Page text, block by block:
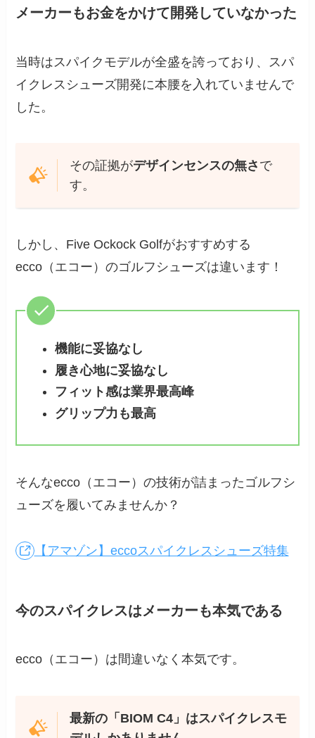
メーカーもお金をかけて開発していなかった
当時はスパイクモデルが全盛を誇っており、スパ
イクレスシューズ開発に本腰を入れていませんで
した。
その証拠がデザインセンスの無さ で
す。
しかし、Five Ockock Golfがおすすめする
ecco（エコー）のゴルフシューズは違います！
機能に妥協なし
履き心地に妥協なし
フィット感は業界最高峰
グリップ力も最高
そんなecco（エコー）の技術が詰まったゴルフシ
ューズを履いてみませんか？
【アマゾン】eccoスパイクレスシューズ特集
今のスパイクレスはメーカーも本気である
ecco（エコー）は間違いなく本気です。
最新の「BIOM C4」はスパイクレスモ